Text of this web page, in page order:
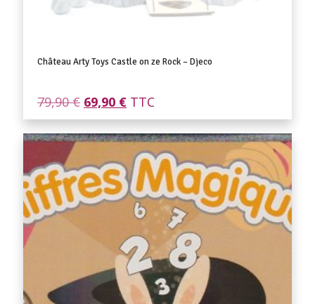
Château Arty Toys Castle on ze Rock – Djeco
79,90€ Le
initial
était :
69,90 €Le
actuel
est :
69,90 €.
TTC